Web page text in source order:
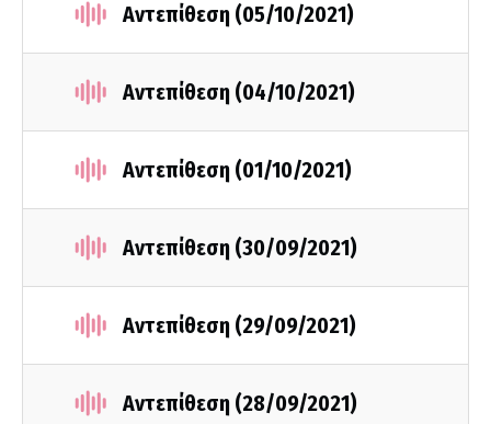
Αντεπίθεση (05/10/2021)
Αντεπίθεση (04/10/2021)
Αντεπίθεση (01/10/2021)
Αντεπίθεση (30/09/2021)
Αντεπίθεση (29/09/2021)
Αντεπίθεση (28/09/2021)